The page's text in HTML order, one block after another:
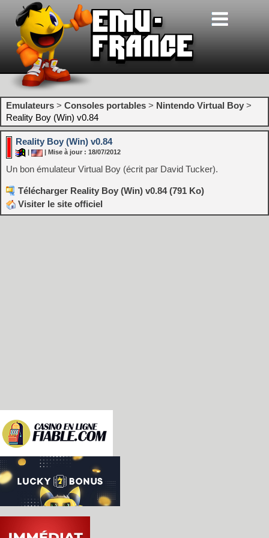
Emulateurs > Consoles portables > Nintendo Virtual Boy >
Reality Boy (Win) v0.84
Reality Boy (Win) v0.84
| Mise à jour : 18/07/2012
Un bon émulateur Virtual Boy (écrit par David Tucker).
Télécharger Reality Boy (Win) v0.84 (791 Ko)
Visiter le site officiel